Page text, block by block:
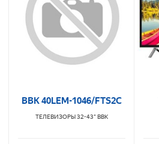
BBK 40LEM-1046/FTS2C
ТЕЛЕВИЗОРЫ 32-43"BBK